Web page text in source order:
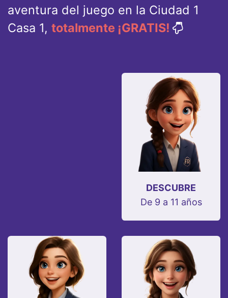
aventura del juego en la Ciudad 1
Casa 1, totalmente ¡GRATIS!
DESCUBRE
De 9 a 11 años